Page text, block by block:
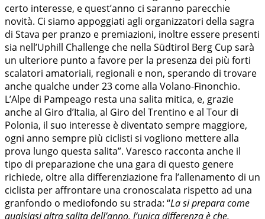
certo interesse, e quest’anno ci saranno parecchie
novità. Ci siamo appoggiati agli organizzatori della sagra
di Stava per pranzo e premiazioni, inoltre essere presenti
sia nell’Uphill Challenge che nella Südtirol Berg Cup sarà
un ulteriore punto a favore per la presenza dei più forti
scalatori amatoriali, regionali e non, sperando di trovare
anche qualche under 23 come alla Volano-Finonchio.
L’Alpe di Pampeago resta una salita mitica, e, grazie
anche al Giro d’Italia, al Giro del Trentino e al Tour di
Polonia, il suo interesse è diventato sempre maggiore,
ogni anno sempre più ciclisti si vogliono mettere alla
prova lungo questa salita”. Varesco racconta anche il
tipo di preparazione che una gara di questo genere
richiede, oltre alla differenziazione fra l’allenamento di un
ciclista per affrontare una cronoscalata rispetto ad una
granfondo o mediofondo su strada: “La si prepara come
qualsiasi altra salita dell’anno, l’unica differenza è che,